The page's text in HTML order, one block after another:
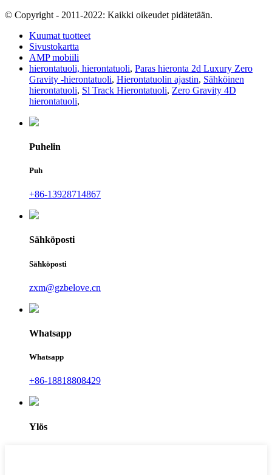
© Copyright - 2011-2022: Kaikki oikeudet pidätetään.
Kuumat tuotteet
Sivustokartta
AMP mobiili
hierontatuoli, hierontatuoli, Paras hieronta 2d Luxury Zero
Gravity -hierontatuoli, Hierontatuolin ajastin, Sähköinen
hierontatuoli, Sl Track Hierontatuoli, Zero Gravity 4D
hierontatuoli,
Puhelin
Puh
+86-13928714867
Sähköposti
Sähköposti
zxm@gzbelove.cn
Whatsapp
Whatsapp
+86-18818808429
Ylös